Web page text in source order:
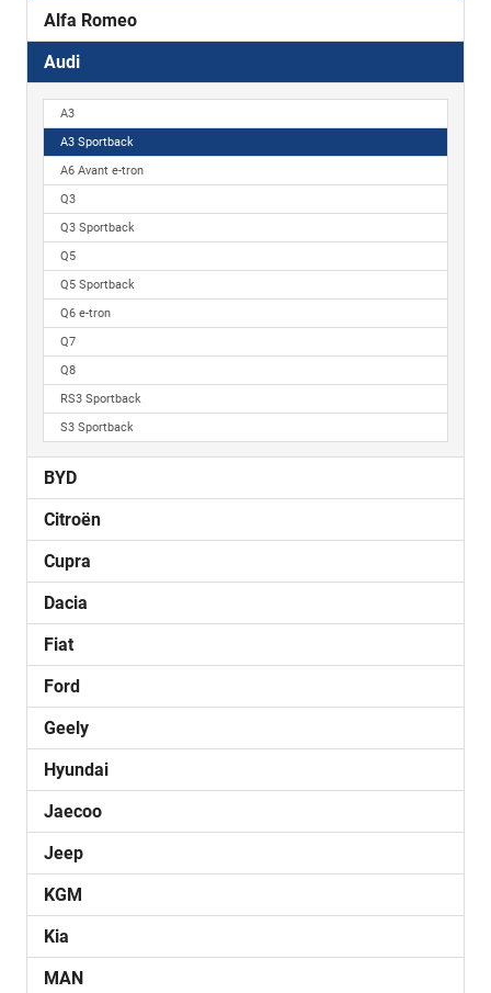
Alfa Romeo
Audi
A3
A3 Sportback
A6 Avant e-tron
Q3
Q3 Sportback
Q5
Q5 Sportback
Q6 e-tron
Q7
Q8
RS3 Sportback
S3 Sportback
BYD
Citroën
Cupra
Dacia
Fiat
Ford
Geely
Hyundai
Jaecoo
Jeep
KGM
Kia
MAN